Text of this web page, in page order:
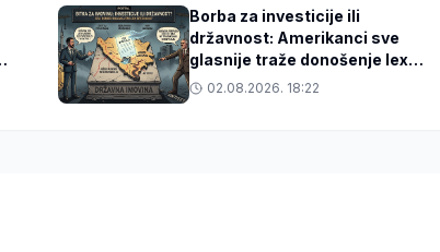
Borba za investicije ili
državnost: Amerikanci sve
glasnije traže donošenje lex
specialisa o državnoj imovini
02.08.2026. 18:22